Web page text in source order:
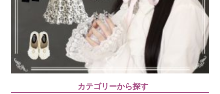
カテゴリーから探す